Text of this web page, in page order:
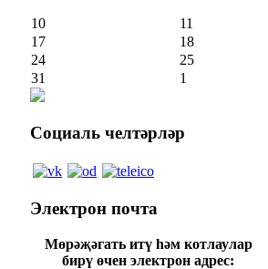
10 11
17
18
24
25
31
1
Социаль челтәрләр
Электрон почта
Мөрәҗәгать итү һәм котлаулар
бирү өчен электрон адрес: